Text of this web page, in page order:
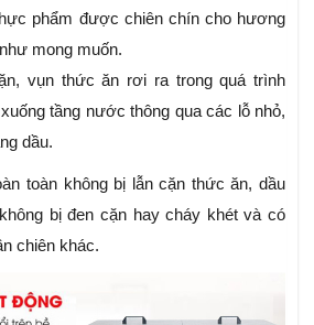
phẩm được chiên chín cho hương
mong muốn.
vụn thức ăn rơi ra trong quá trình
tầng nước thông qua các lỗ nhỏ,
dầu.
toàn không bị lẫn cặn thức ăn, dầu
bị đen cặn hay cháy khét và có
chiên khác.